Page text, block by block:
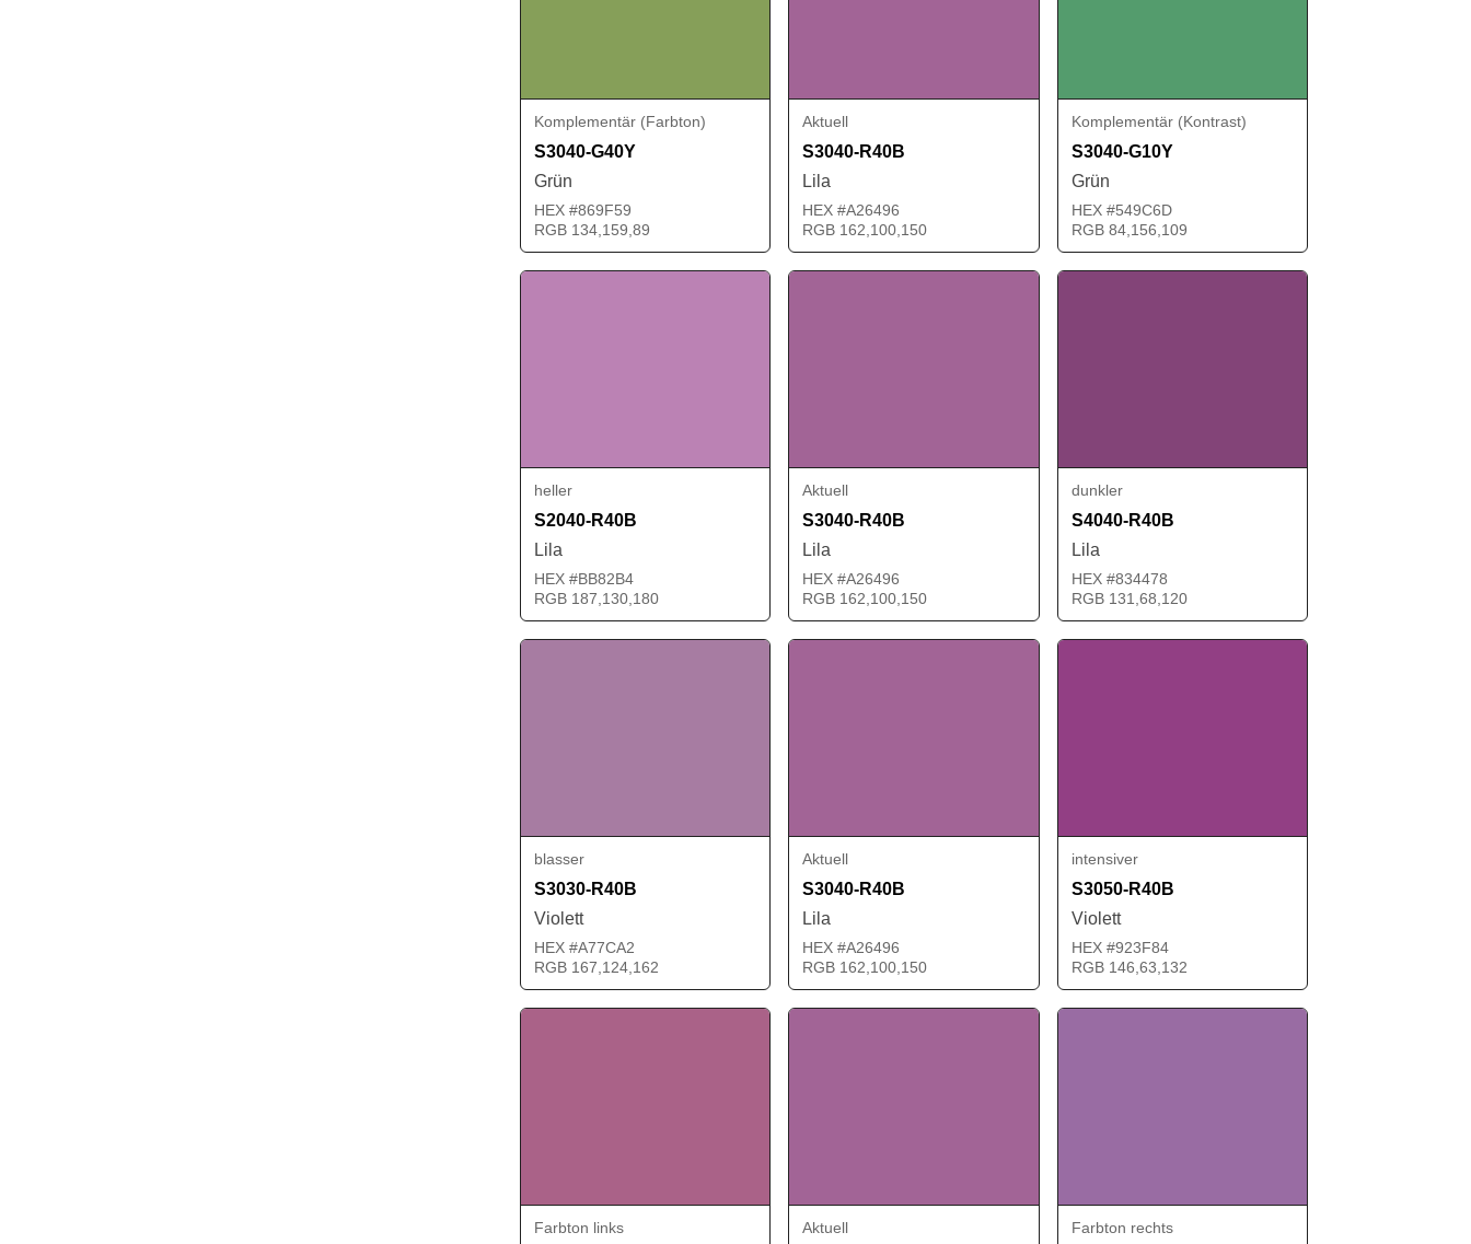
Komplementär (Farbton)
S3040-G40Y
Grün
HEX #869F59
RGB 134,159,89
Aktuell
S3040-R40B
Lila
HEX #A26496
RGB 162,100,150
Komplementär (Kontrast)
S3040-G10Y
Grün
HEX #549C6D
RGB 84,156,109
heller
S2040-R40B
Lila
HEX #BB82B4
RGB 187,130,180
Aktuell
S3040-R40B
Lila
HEX #A26496
RGB 162,100,150
dunkler
S4040-R40B
Lila
HEX #834478
RGB 131,68,120
blasser
S3030-R40B
Violett
HEX #A77CA2
RGB 167,124,162
Aktuell
S3040-R40B
Lila
HEX #A26496
RGB 162,100,150
intensiver
S3050-R40B
Violett
HEX #923F84
RGB 146,63,132
Farbton links Aktuell Farbton rechts